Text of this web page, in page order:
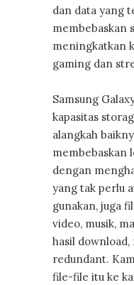
dan data yang
membebaskan
meningkatkan
gaming dan
Samsung
kapasitas
alangkah
membebaskan
dengan
yang tak perlu
gunakan, juga
video, musik,
hasil
redundant.
file-file itu ke